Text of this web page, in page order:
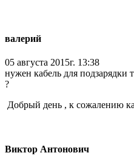
валерий
05 августа 2015г. 13:38
нужен кабель для подзарядки
?
Добрый день , к сожалению
Виктор Антонович